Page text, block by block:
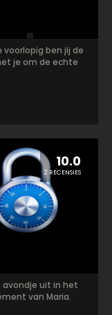
voorlopig ben jij de
je om de echte
10.0
2 RECENSIES
avondje uit in het
van Maria.